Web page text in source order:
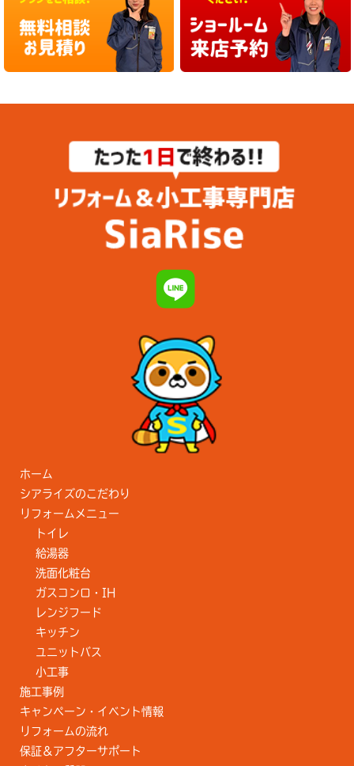
ホーム
シアライズのこだわり
リフォームメニュー
トイレ
給湯器
洗面化粧台
ガスコンロ・IH
レンジフード
キッチン
ユニットバス
小工事
施工事例
キャンペーン・イベント情報
リフォームの流れ
保証＆アフターサポート